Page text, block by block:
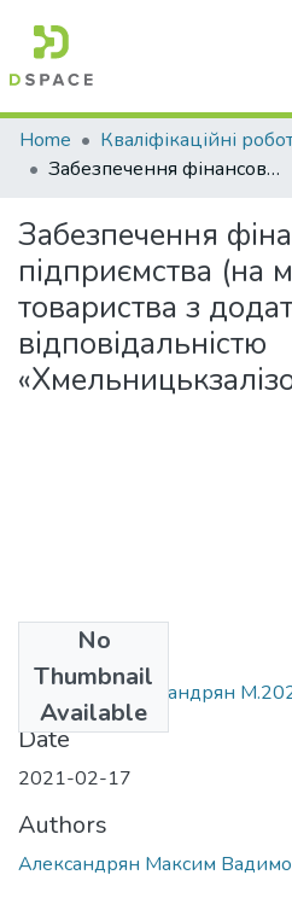
Communities & Collections
Statistics
Home Кваліфікаційні
Забезпечення фінансової стійкості підприємства (на матеріалах товариства з додатковою відповідальністю «Хмельницькзалізобетон»)
Забезпечення
підприємства (на
товариства з
відповідальністю
No
Thumbnail
Available
М.072.МР Александрян
Date
2021-02-17
Authors
Александрян Максим